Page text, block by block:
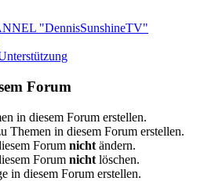
"DennisSunshineTV"
Forum
in diesem Forum erstellen.
Themen in diesem Forum erstellen.
Forum nicht ändern.
Forum nicht löschen.
in diesem Forum erstellen.